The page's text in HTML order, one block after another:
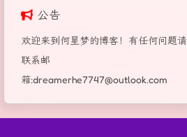
公告
欢迎来到何星梦的博客！有任何问题请
联系邮
箱:dreamerhe7747@outlook.com